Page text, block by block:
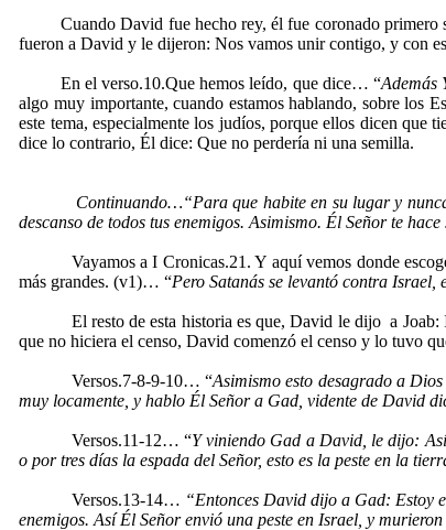
Cuando David fue hecho rey, él fue coronado primero
fueron a David y le dijeron: Nos vamos unir contigo, y con
En el verso.10.Que hemos leído, que dice… “Además
algo muy importante, cuando estamos hablando, sobre los
este tema, especialmente los judíos, porque ellos dicen que
dice lo contrario, Él dice: Que no perdería ni una semilla.
Continuando…“Para que habite en su lugar y
descanso de todos tus enemigos. Asimismo. Él Señor te hace
Vayamos a I Cronicas.21. Y aquí vemos donde
más grandes. (v1)… “Pero Satanás se levantó contra
El resto de esta historia es que, David le dijo a
que no hiciera el censo, David comenzó el censo y lo tuvo
Versos.7-8-9-10… “Asimismo esto desagrado a
muy locamente, y hablo Él Señor a Gad, vidente de David
Versos.11-12… “Y viniendo Gad a David, le dijo: Así
o por tres días la espada del Señor, esto es la peste en la
Versos.13-14… “Entonces David dijo a Gad: Estoy
enemigos. Así Él Señor envió una peste en Israel, y